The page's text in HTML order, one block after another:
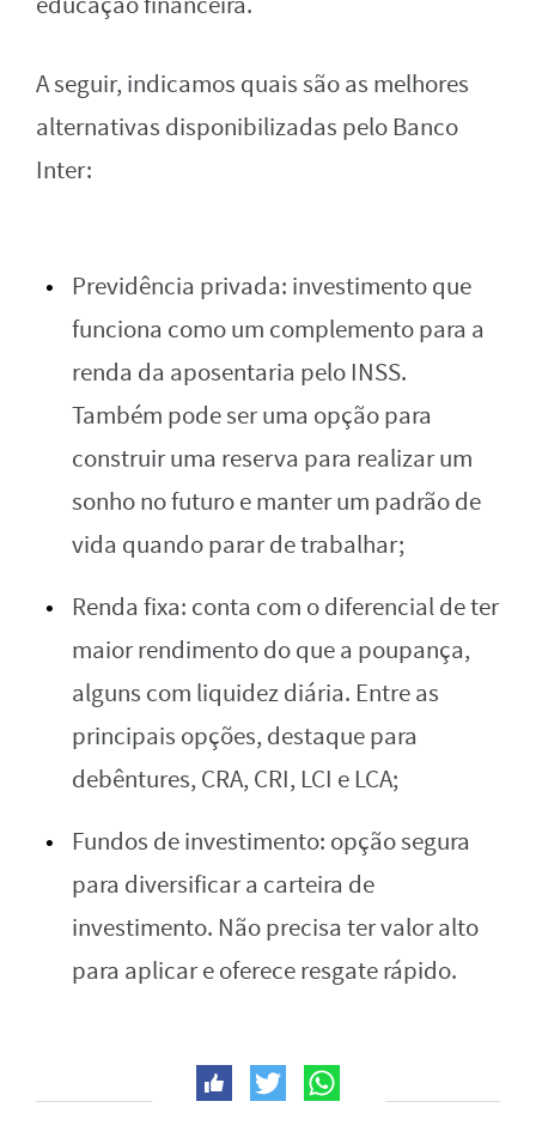
A seguir, indicamos quais são as melhores
alternativas disponibilizadas pelo Banco
Inter:
Previdência privada: investimento que
funciona como um complemento para a
renda da aposentaria pelo INSS.
Também pode ser uma opção para
construir uma reserva para realizar um
sonho no futuro e manter um padrão de
vida quando parar de trabalhar;
Renda fixa: conta com o diferencial de ter
maior rendimento do que a poupança,
alguns com liquidez diária. Entre as
principais opções, destaque para
debêntures, CRA, CRI, LCI e LCA;
Fundos de investimento: opção segura
para diversificar a carteira de
investimento. Não precisa ter valor alto
para aplicar e oferece resgate rápido.